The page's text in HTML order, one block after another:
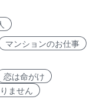
マンションのお仕事
恋は命がけ
ません